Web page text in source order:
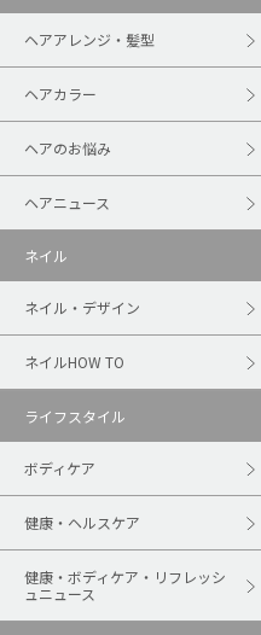
ヘアアレンジ・髪型
ヘアカラー
ヘアのお悩み
ヘアニュース
ネイル
ネイル・デザイン
ネイルHOW TO
ライフスタイル
ボディケア
健康・ヘルスケア
健康・ボディケア・リフレッシ
ュニュース